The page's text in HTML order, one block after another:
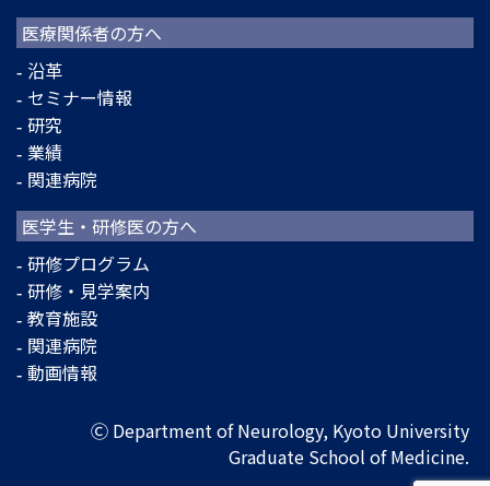
医療関係者の方へ
沿革
セミナー情報
研究
業績
関連病院
医学生・研修医の方へ
研修プログラム
研修・見学案内
教育施設
関連病院
動画情報
Ⓒ Department of Neurology, Kyoto University
Graduate School of Medicine.